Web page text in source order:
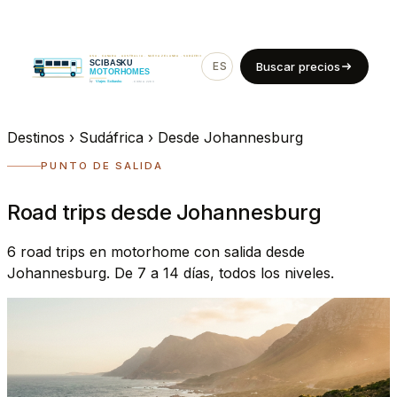
ES EN
Buscar precios
Destinos › Sudáfrica › Desde Johannesburg
PUNTO DE SALIDA
Road trips desde Johannesburg
6 road trips en motorhome con salida desde
Johannesburg. De 7 a 14 días, todos los niveles.